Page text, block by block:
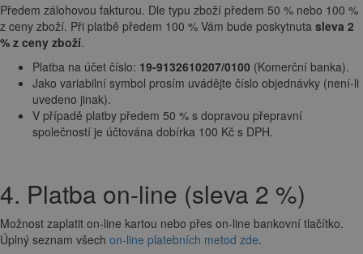
Předem zálohovou fakturou. Dle typu zboží předem 50 % nebo 100 %
z ceny zboží. Při platbě předem 100 % Vám bude poskytnuta sleva 2
% z ceny zboží.
Platba na účet číslo: 19-9132610207/0100 (Komerční banka).
Jako variabilní symbol prosím uvádějte číslo objednávky (není-li
uvedeno jinak).
V případě platby předem 50 % s dopravou přepravní
společností je účtována dobírka 100 Kč s DPH.
4. Platba on-line (sleva 2 %)
Možnost zaplatit on-line kartou nebo přes on-line bankovní tlačítko.
Úplný seznam všech on-line platebních metod zde.